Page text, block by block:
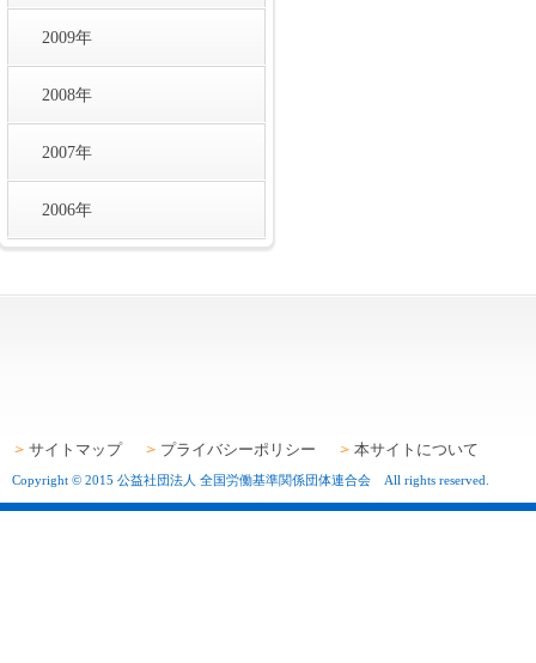
2009年
2008年
2007年
2006年
サイトマップ プライバシーポリシー 本サイトについて
Copyright © 2015 公益社団法人 全国労働基準関係団体連合会 All rights reserved.